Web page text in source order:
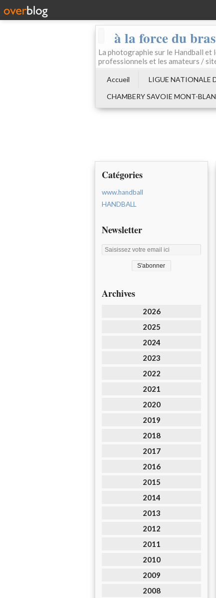
à la force du bras
La photographie sur le Handball et
professionnels et les amateurs /
Accueil LIGUE NATIONALE
CHAMBERY SAVOIE MONT-
Catégories
www.handball
HANDBALL
Newsletter
Archives
2026
2025
2024
2023
2022
2021
2020
2019
2018
2017
2016
2015
2014
2013
2012
2011
2010
2009
2008